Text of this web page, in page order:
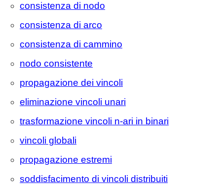
consistenza di nodo
consistenza di arco
consistenza di cammino
nodo consistente
propagazione dei vincoli
eliminazione vincoli unari
trasformazione vincoli n-ari in binari
vincoli globali
propagazione estremi
soddisfacimento di vincoli distribuiti